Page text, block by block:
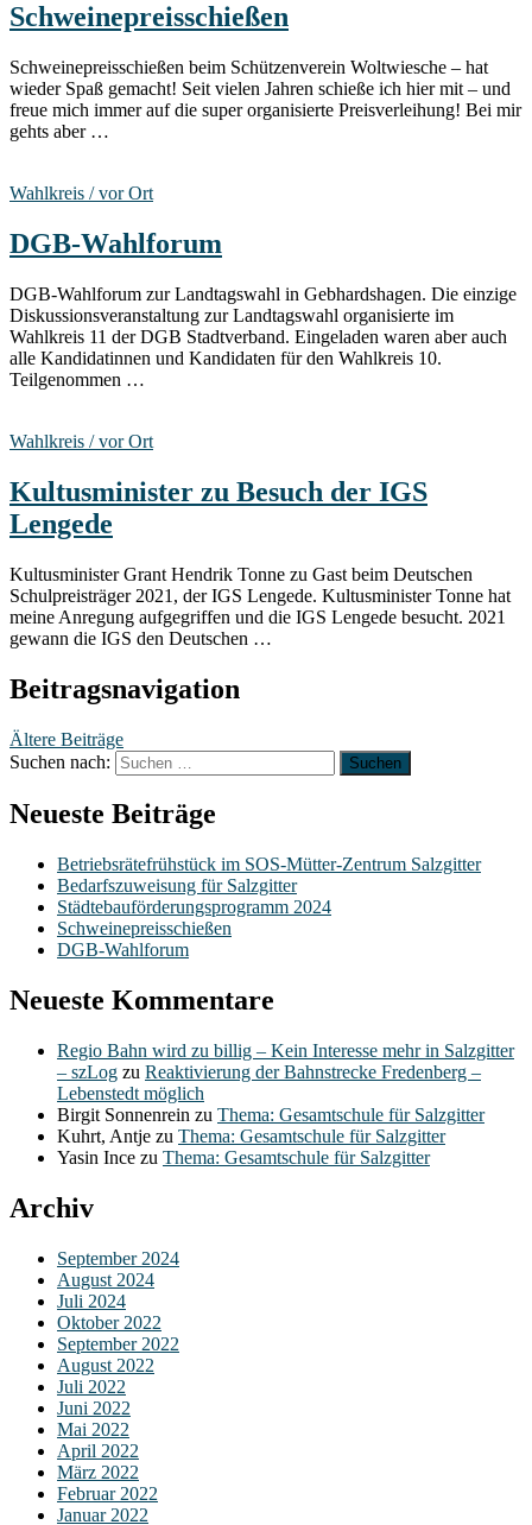
Schweinepreisschießen
Schweinepreisschießen beim Schützenverein Woltwiesche – hat
wieder Spaß gemacht! Seit vielen Jahren schieße ich hier mit – und
freue mich immer auf die super organisierte Preisverleihung! Bei mir
gehts aber …
Wahlkreis / vor Ort
DGB-Wahlforum
DGB-Wahlforum zur Landtagswahl in Gebhardshagen. Die einzige
Diskussionsveranstaltung zur Landtagswahl organisierte im
Wahlkreis 11 der DGB Stadtverband. Eingeladen waren aber auch
alle Kandidatinnen und Kandidaten für den Wahlkreis 10.
Teilgenommen …
Wahlkreis / vor Ort
Kultusminister zu Besuch der IGS
Lengede
Kultusminister Grant Hendrik Tonne zu Gast beim Deutschen
Schulpreisträger 2021, der IGS Lengede. Kultusminister Tonne hat
meine Anregung aufgegriffen und die IGS Lengede besucht. 2021
gewann die IGS den Deutschen …
Beitragsnavigation
Ältere Beiträge
Suchen nach:
Neueste Beiträge
Betriebsrätefrühstück im SOS-Mütter-Zentrum Salzgitter
Bedarfszuweisung für Salzgitter
Städtebauförderungsprogramm 2024
Schweinepreisschießen
DGB-Wahlforum
Neueste Kommentare
Regio Bahn wird zu billig – Kein Interesse mehr in Salzgitter
– szLog zu Reaktivierung der Bahnstrecke Fredenberg –
Lebenstedt möglich
Birgit Sonnenrein zu Thema: Gesamtschule für Salzgitter
Kuhrt, Antje zu Thema: Gesamtschule für Salzgitter
Yasin Ince zu Thema: Gesamtschule für Salzgitter
Archiv
September 2024
August 2024
Juli 2024
Oktober 2022
September 2022
August 2022
Juli 2022
Juni 2022
Mai 2022
April 2022
März 2022
Februar 2022
Januar 2022